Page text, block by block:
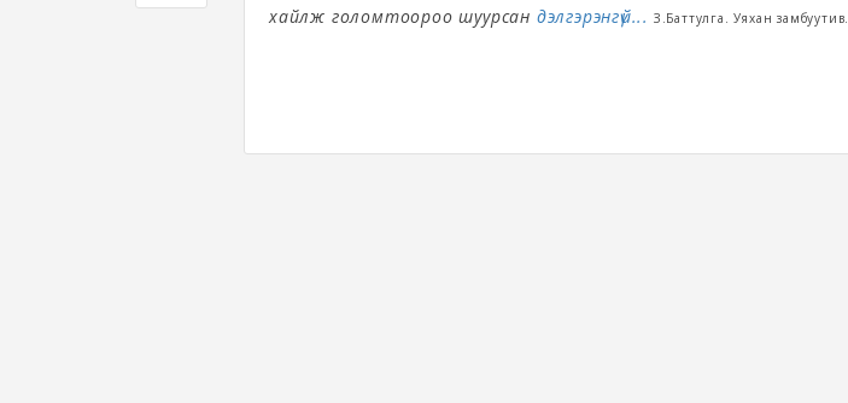
хайлж голомтоороо шуурсан дэлгэрэнгүй... З.Баттулга. Уяхан замбуутив.